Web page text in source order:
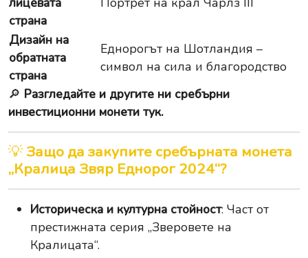
страна
Дизайн на
обратната
страна
Еднорогът на Шотландия –
символ на сила и благородство
🔎 Разгледайте и другите ни сребърни
инвестиционни монети тук.
💡Защо да закупите сребърната монета
„Кралица Звяр Еднорог 2024“?
Историческа и културна стойност: Част от
престижната серия „Зверовете на
Кралицата“.